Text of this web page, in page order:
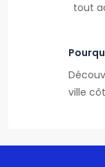
tout
ville